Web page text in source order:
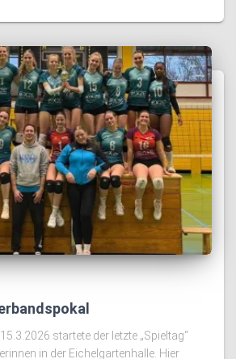
startete der letzte „Spieltag“
in der Eichelgartenhalle. Hier